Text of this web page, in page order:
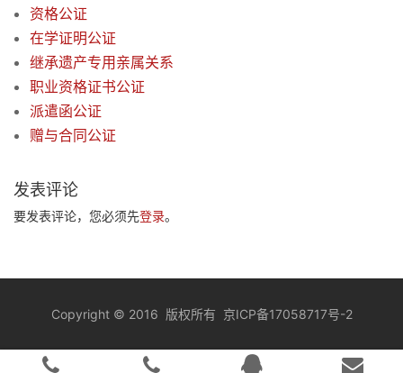
资格公证
在学证明公证
继承遗产专用亲属关系
职业资格证书公证
派遣函公证
赠与合同公证
发表评论
要发表评论，您必须先登录。
Copyright © 2016 版权所有 京ICP备17058717号-2